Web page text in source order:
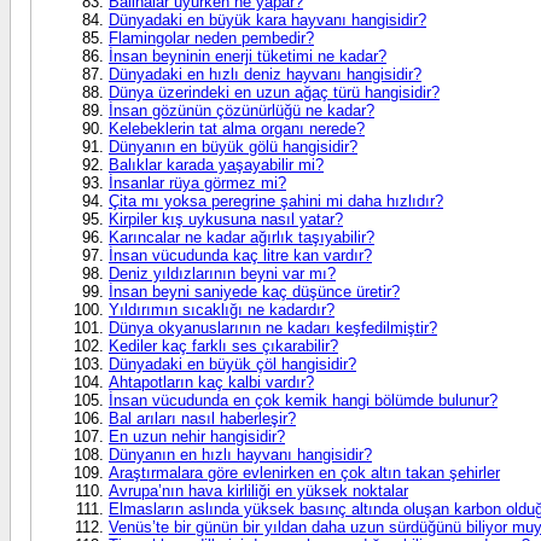
Dünyadaki en büyük kara hayvanı hangisidir?
Flamingolar neden pembedir?
İnsan beyninin enerji tüketimi ne kadar?
Dünyadaki en hızlı deniz hayvanı hangisidir?
Dünya üzerindeki en uzun ağaç türü hangisidir?
İnsan gözünün çözünürlüğü ne kadar?
Kelebeklerin tat alma organı nerede?
Dünyanın en büyük gölü hangisidir?
Balıklar karada yaşayabilir mi?
İnsanlar rüya görmez mi?
Çita mı yoksa peregrine şahini mi daha hızlıdır?
Kirpiler kış uykusuna nasıl yatar?
Karıncalar ne kadar ağırlık taşıyabilir?
İnsan vücudunda kaç litre kan vardır?
Deniz yıldızlarının beyni var mı?
İnsan beyni saniyede kaç düşünce üretir?
Yıldırımın sıcaklığı ne kadardır?
Dünya okyanuslarının ne kadarı keşfedilmiştir?
Kediler kaç farklı ses çıkarabilir?
Dünyadaki en büyük çöl hangisidir?
Ahtapotların kaç kalbi vardır?
İnsan vücudunda en çok kemik hangi bölümde bulunur?
Bal arıları nasıl haberleşir?
En uzun nehir hangisidir?
Dünyanın en hızlı hayvanı hangisidir?
Araştırmalara göre evlenirken en çok altın takan şehirler
Avrupa’nın hava kirliliği en yüksek noktalar
Elmasların aslında yüksek basınç altında oluşan karbon
Venüs’te bir günün bir yıldan daha uzun sürdüğünü biliyor